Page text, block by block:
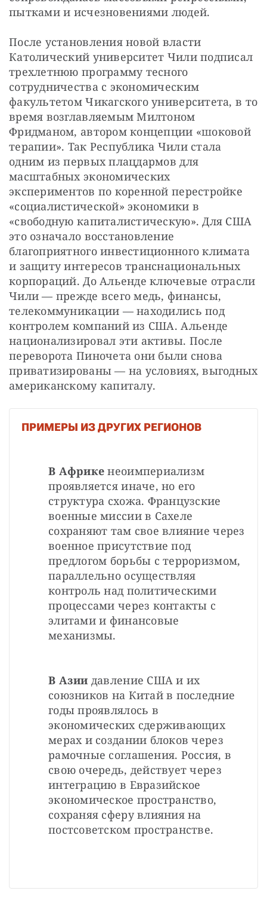
пытками и исчезновениями людей.
После установления новой власти
Католический университет Чили подписал
трехлетнюю программу тесного
сотрудничества с экономическим
факультетом Чикагского университета, в то
время возглавляемым Милтоном
Фридманом, автором концепции «шоковой
терапии». Так Республика Чили стала
одним из первых плацдармов для
масштабных экономических
экспериментов по коренной перестройке
«социалистической» экономики в
«свободную капиталистическую». Для США
это означало восстановление
благоприятного инвестиционного климата
и защиту интересов транснациональных
корпораций. До Альенде ключевые отрасли
Чили — прежде всего медь, финансы,
телекоммуникации — находились под
контролем компаний из США. Альенде
национализировал эти активы. После
переворота Пиночета они были снова
приватизированы — на условиях, выгодных
американскому капиталу.
ПРИМЕРЫ ИЗ ДРУГИХ РЕГИОНОВ
В Африке неоимпериализм
проявляется иначе, но его
структура схожа. Французские
военные миссии в Сахеле
сохраняют там свое влияние через
военное присутствие под
предлогом борьбы с терроризмом,
параллельно осуществляя
контроль над политическими
процессами через контакты с
элитами и финансовые
механизмы.
В Азии давление США и их
союзников на Китай в последние
годы проявлялось в
экономических сдерживающих
мерах и создании блоков через
рамочные соглашения. Россия, в
свою очередь, действует через
интеграцию в Евразийское
экономическое пространство,
сохраняя сферу влияния на
постсоветском пространстве.